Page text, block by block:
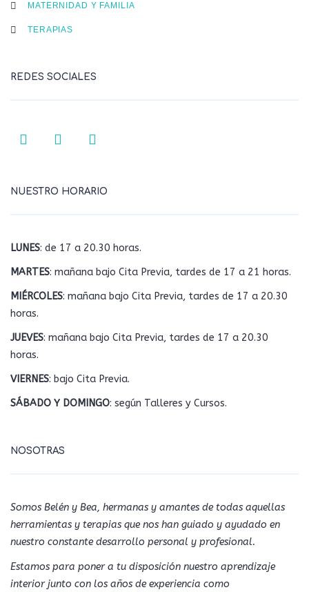
MATERNIDAD Y FAMILIA
TERAPIAS
REDES SOCIALES
NUESTRO HORARIO
LUNES: de 17 a 20.30 horas.
MARTES: mañana bajo Cita Previa, tardes de 17 a 21 horas.
MIÉRCOLES: mañana bajo Cita Previa, tardes de 17 a 20.30
horas.
JUEVES: mañana bajo Cita Previa, tardes de 17 a 20.30
horas.
VIERNES: bajo Cita Previa.
SÁBADO Y DOMINGO: según Talleres y Cursos.
NOSOTRAS
Somos Belén y Bea, hermanas y amantes de todas aquellas
herramientas y terapias que nos han guiado y ayudado en
nuestro constante desarrollo personal y profesional.
Estamos para poner a tu disposición nuestro aprendizaje
interior junto con los años de experiencia como